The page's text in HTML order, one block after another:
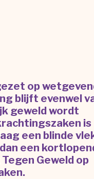
op
blijft evenwel
geweld wordt
is
een blinde
een
Geweld op